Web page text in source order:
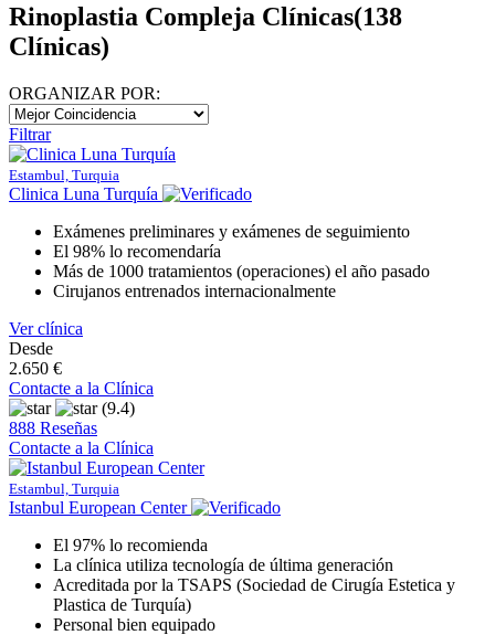
Rinoplastia Compleja Clínicas(138
Clínicas)
ORGANIZAR POR:
Filtrar
Estambul, Turquia
Clinica Luna Turquía
Exámenes preliminares y exámenes de seguimiento
El 98% lo recomendaría
Más de 1000 tratamientos (operaciones) el año pasado
Cirujanos entrenados internacionalmente
Ver clínica
Desde
2.650 €
Contacte a la Clínica
(9.4)
888 Reseñas
Contacte a la Clínica
Estambul, Turquia
Istanbul European Center
El 97% lo recomienda
La clínica utiliza tecnología de última generación
Acreditada por la TSAPS (Sociedad de Cirugía Estetica y
Plastica de Turquía)
Personal bien equipado